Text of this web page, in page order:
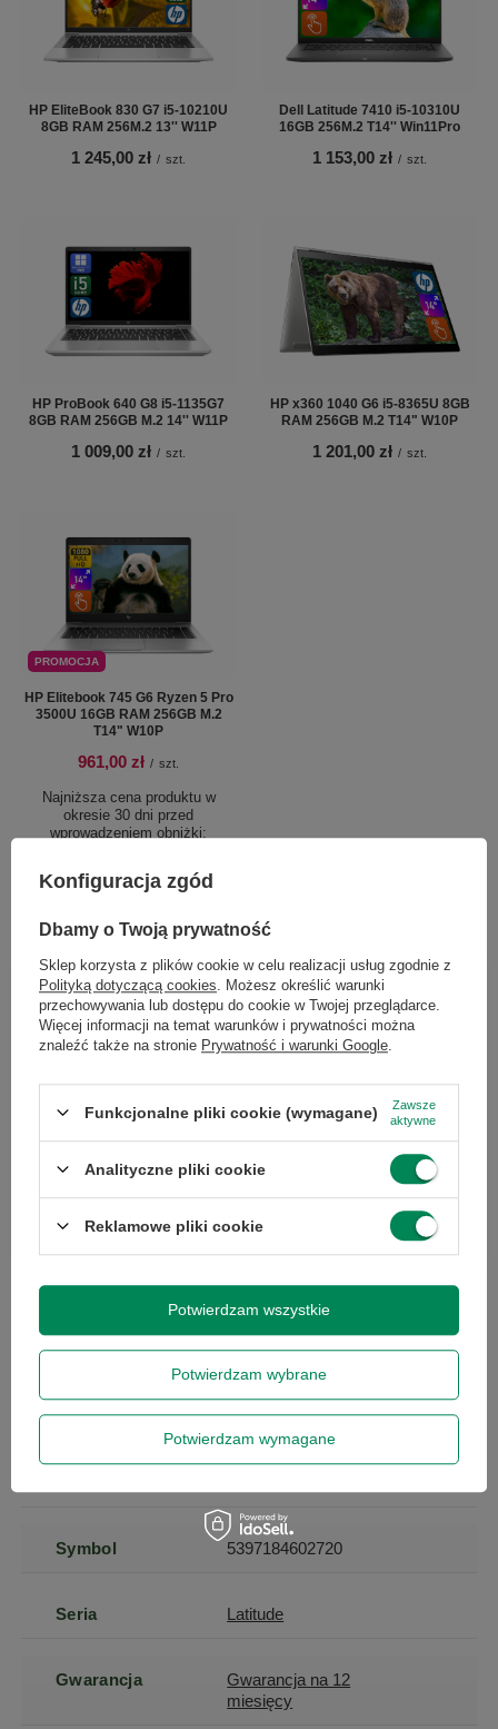
HP EliteBook 830 G7 i5-10210U
8GB RAM 256M.2 13'' W11P
1 245,00 zł / szt.
Dell Latitude 7410 i5-10310U
16GB 256M.2 T14'' Win11Pro
1 153,00 zł / szt.
HP ProBook 640 G8 i5-1135G7
8GB RAM 256GB M.2 14'' W11P
1 009,00 zł / szt.
HP x360 1040 G6 i5-8365U 8GB
RAM 256GB M.2 T14" W10P
1 201,00 zł / szt.
PROMOCJA
HP Elitebook 745 G6 Ryzen 5 Pro
3500U 16GB RAM 256GB M.2
T14" W10P
961,00 zł / szt.
Najniższa cena produktu w
okresie 30 dni przed
wprowadzeniem obniżki:
Chcesz się w czymś upewnić lub
masz dodatkowe pytanie?
Skorzystaj z naszej pomocy!
+48 796 758 658
info@greencomputers.pl
Zapytaj o ten produkt
Specyfikacja
Symbol 5397184602720
Seria Latitude
Gwarancja
Gwarancja na 12
miesięcy
Konfiguracja zgód
Dbamy o Twoją prywatność
Sklep korzysta z plików cookie w celu realizacji usług zgodnie z
Polityką dotyczącą cookies . Możesz określić warunki
przechowywania lub dostępu do cookie w Twojej przeglądarce.
Więcej informacji na temat warunków i prywatności można
znaleźć także na stronie Prywatność i warunki Google
Funkcjonalne pliki cookie (wymagane)
Zawsze
aktywne
Analityczne pliki cookie
Reklamowe pliki cookie
Potwierdzam wybrane
Potwierdzam wymagane
Potwierdzam wszystkie